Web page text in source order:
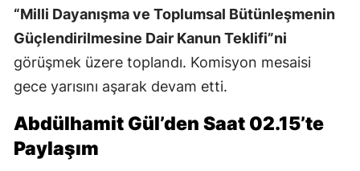
“Milli Dayanışma ve Toplumsal Bütünleşmenin
Güçlendirilmesine Dair Kanun Teklifi”ni
görüşmek üzere toplandı. Komisyon mesaisi
gece yarısını aşarak devam etti.
Abdülhamit Gül’den Saat 02.15’te
Paylaşım